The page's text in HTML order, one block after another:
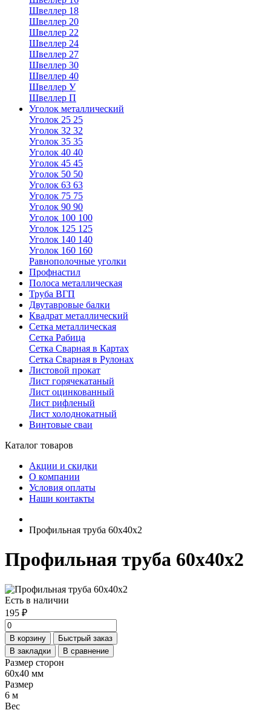
Швеллер 18
Швеллер 20
Швеллер 22
Швеллер 24
Швеллер 27
Швеллер 30
Швеллер 40
Швеллер У
Швеллер П
Уголок металлический
Уголок 25 25
Уголок 32 32
Уголок 35 35
Уголок 40 40
Уголок 45 45
Уголок 50 50
Уголок 63 63
Уголок 75 75
Уголок 90 90
Уголок 100 100
Уголок 125 125
Уголок 140 140
Уголок 160 160
Равнополочные уголки
Профнастил
Полоса металлическая
Труба ВГП
Двутавровые балки
Квадрат металлический
Сетка металлическая
Сетка Рабица
Сетка Сварная в Картах
Сетка Сварная в Рулонах
Листовой прокат
Лист горячекатаный
Лист оцинкованный
Лист рифленый
Лист холоднокатный
Винтовые сваи
Каталог товаров
Акции и скидки
О компании
Условия оплаты
Наши контакты
Профильная труба 60х40х2
Профильная труба 60х40х2
Есть в наличии
195 ₽
В корзину
Быстрый заказ
В закладки
В сравнение
Размер сторон
60х40 мм
Размер
6 м
Вес